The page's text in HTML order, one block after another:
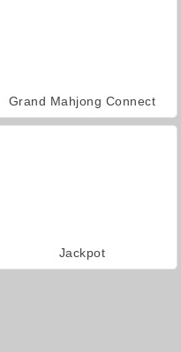
Grand Mahjong Connect
Jackpot